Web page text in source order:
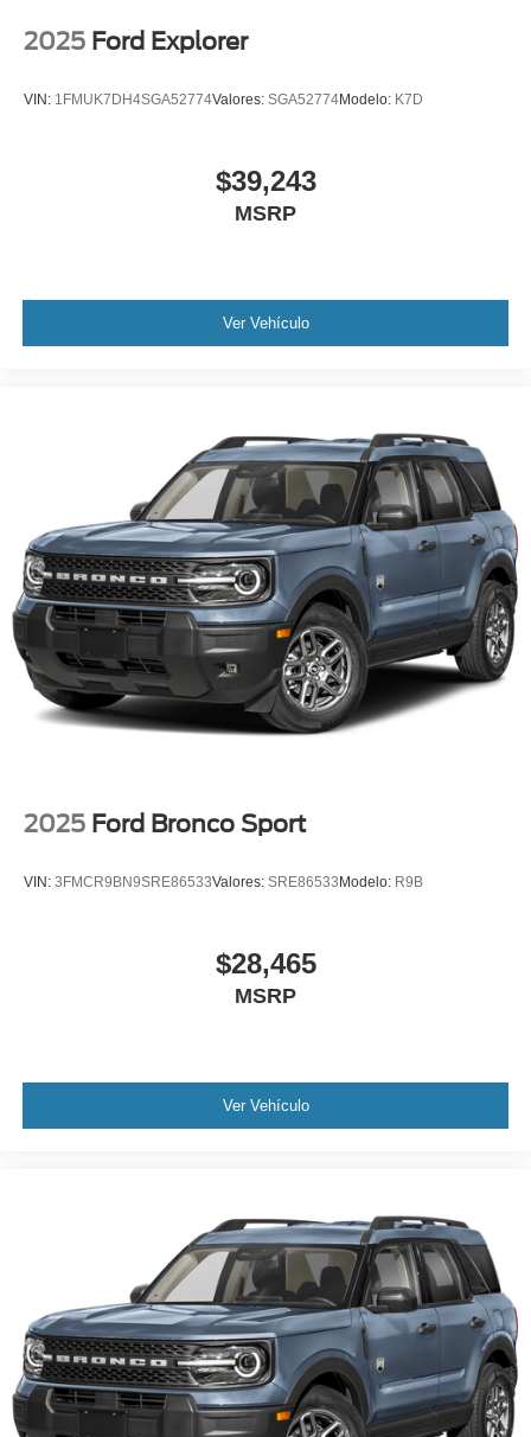
2025 Ford Explorer
VIN: 1FMUK7DH4SGA52774Valores: SGA52774Modelo: K7D
$39,243
MSRP
Ver Vehículo
2025 Ford Bronco Sport
VIN: 3FMCR9BN9SRE86533Valores: SRE86533 Modelo: R9B
$28,465
MSRP
Ver Vehículo